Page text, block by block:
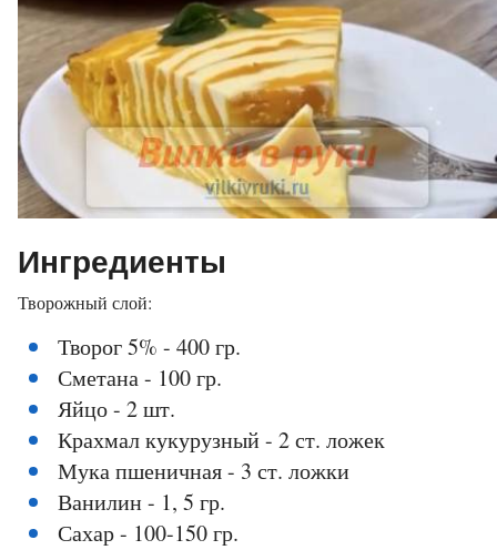
Ингредиенты
Творожный слой:
Творог 5% - 400 гр.
Сметана - 100 гр.
Яйцо - 2 шт.
Крахмал кукурузный - 2 ст. ложек
Мука пшеничная - 3 ст. ложки
Ванилин - 1, 5 гр.
Сахар - 100-150 гр.